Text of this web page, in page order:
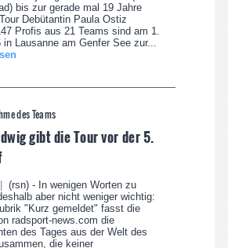
bis zur gerade mal 19 Jahre
Debütantin Paula Ostiz
Profis aus 21 Teams sind am 1.
in Lausanne am Genfer See zur...
des Teams
gibt die Tour vor der 5.
(rsn) - In wenigen Worten zu
aber nicht weniger wichtig:
"Kurz gemeldet" fasst die
radsport-news.com die
des Tages aus der Welt des
die keiner